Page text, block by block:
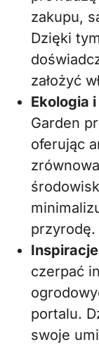
zakupu,
Dzięki
założyć
Ekologia
Garden
oferując
przyrodę.
czerpać
portalu.
swoje